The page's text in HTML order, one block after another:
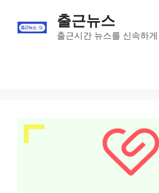
content
출근뉴스
출근시간 뉴스를 신속하